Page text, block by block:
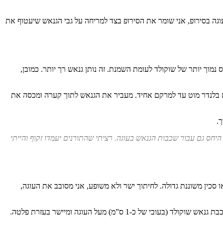
בסירופ, אני שומר את הסירופ בצד למריחה על גבי הגנאש שיעטוף את
בעוגה, אני מעדיף להשתמש ביחס נמוך יותר של שוקולד לעומת השמנת. זה נותן גנאש רך יותר. כמובן,
בלנדר מוט עד למרקם אחיד. מעביר את הגנאש לתוך קערה ומכסה את
באותו היחס גם עבור שכבות הגנאש בעוגה. רציתי שהתורנים יעמדו זקוף והייתי
אני חותך את העוגה בעזרת מסור עוגות או סכין משוננת גדולה. לחיתוך ישר ולא משופע, אני מסובב את העוגה,
אני מורח קצת קרם במרכז צלחת הגשה (או המשטח שיצרתי). אני מניח שכבת עוגה ראשונה על גבי הצלחת. אז מספיג קלות את העוגה בסירופ. מורח שכבת גנאש שוקולד (בעובי של כ-1 ס”מ) מעל העוגה ומיישר בעזרת פלטה.